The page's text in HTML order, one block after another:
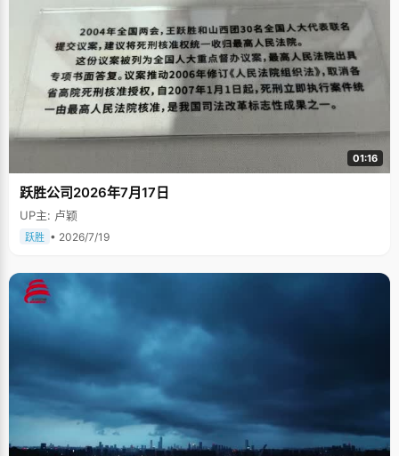
01:16
跃胜公司2026年7月17日
UP主: 卢颖
跃胜 • 2026/7/19